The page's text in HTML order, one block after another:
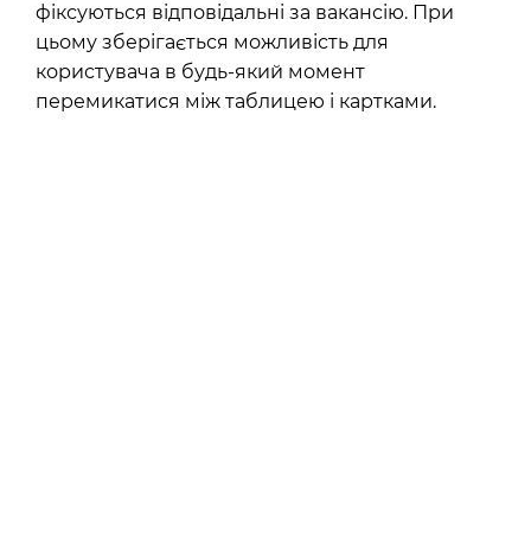
фіксуються відповідальні за вакансію. При
цьому зберігається можливість для
користувача в будь-який момент
перемикатися між таблицею і картками.